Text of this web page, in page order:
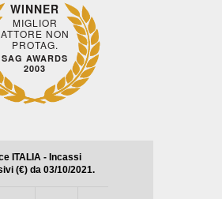
- Brasile,
Messico,
Paesi Bassi,
Cile, 2025,
85'
IL
- Francia,
2024, 101'
LA
GAZZA
LADRA
WINNER
MIGLIOR
ATTORE NON
PROTAG.
SAG AWARDS
2003